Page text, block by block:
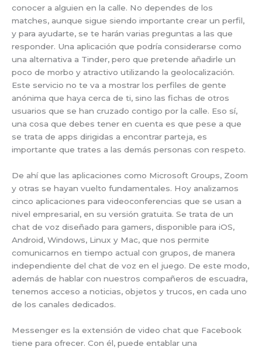
conocer a alguien en la calle. No dependes de los
matches, aunque sigue siendo importante crear un perfil,
y para ayudarte, se te harán varias preguntas a las que
responder. Una aplicación que podría considerarse como
una alternativa a Tinder, pero que pretende añadirle un
poco de morbo y atractivo utilizando la geolocalización.
Este servicio no te va a mostrar los perfiles de gente
anónima que haya cerca de ti, sino las fichas de otros
usuarios que se han cruzado contigo por la calle. Eso sí,
una cosa que debes tener en cuenta es que pese a que
se trata de apps dirigidas a encontrar parteja, es
importante que trates a las demás personas con respeto.
De ahí que las aplicaciones como Microsoft Groups, Zoom
y otras se hayan vuelto fundamentales. Hoy analizamos
cinco aplicaciones para videoconferencias que se usan a
nivel empresarial, en su versión gratuita. Se trata de un
chat de voz diseñado para gamers, disponible para iOS,
Android, Windows, Linux y Mac, que nos permite
comunicarnos en tiempo actual con grupos, de manera
independiente del chat de voz en el juego. De este modo,
además de hablar con nuestros compañeros de escuadra,
tenemos acceso a noticias, objetos y trucos, en cada uno
de los canales dedicados.
Messenger es la extensión de video chat que Facebook
tiene para ofrecer. Con él, puede entablar una